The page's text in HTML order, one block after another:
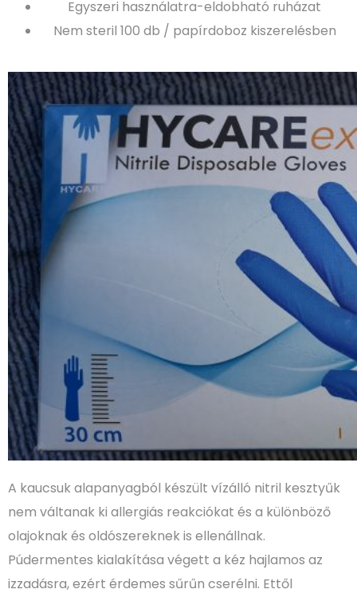
Egyszeri használatra-eldobható ruházat
Nem steril 100 db / papírdoboz kiszerelésben
A kaucsuk alapanyagból készült vízálló nitril kesztyűk
nem váltanak ki allergiás reakciókat és a különböző
olajoknak és oldószereknek is ellenállnak.
Púdermentes kialakítása végett a kéz hajlamos az
izzadásra, ezért érdemes sűrűn cserélni. Ettől